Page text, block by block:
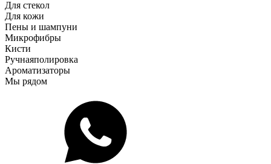
Для стекол
Для кожи
Пены и шампуни
Микрофибры
Кисти
Ручнаяполировка
Ароматизаторы
Мы рядом